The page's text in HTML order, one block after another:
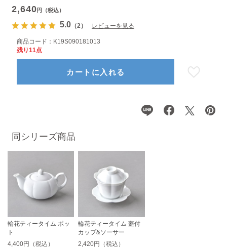
同シリーズ商品
輪花ティータイム ポッ
ト
4,400円（税込）
輪花ティータイム 蓋付
カップ&ソーサー
2,420円（税込）
2,640円（税込）
5.0（2） レビューを見る
商品コード： K19S090181013
残り11点
カートに入れる